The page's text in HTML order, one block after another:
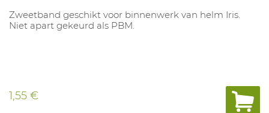
Zweetband geschikt voor binnenwerk van helm Iris.
Niet apart gekeurd als PBM.
1,55 €